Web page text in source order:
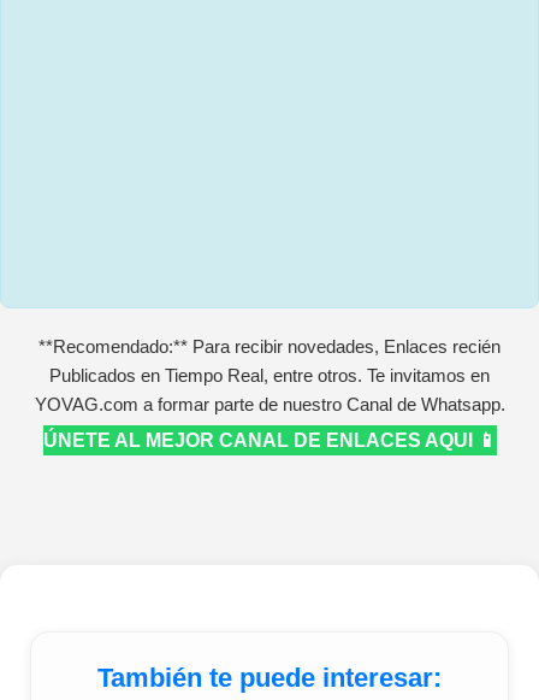
**Recomendado:** Para recibir novedades, Enlaces recién
Publicados en Tiempo Real, entre otros. Te invitamos en
YOVAG.com a formar parte de nuestro Canal de Whatsapp.
ÚNETE AL MEJOR CANAL DE ENLACES AQUI 📱
También te puede interesar: